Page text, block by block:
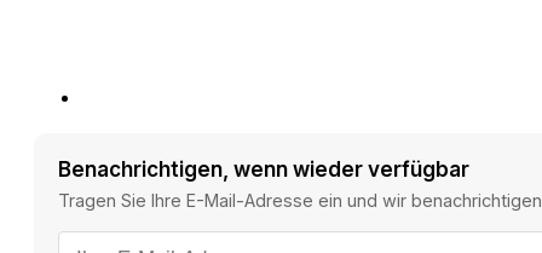
Benachrichtigen, wenn wieder verfügbar
Tragen Sie Ihre E-Mail-Adresse ein und wir